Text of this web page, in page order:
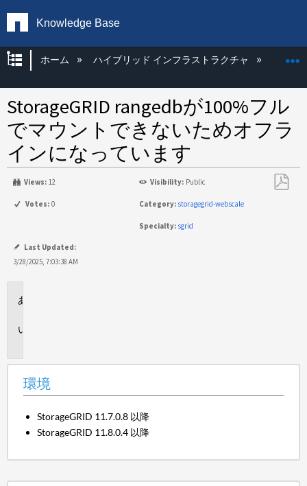
Knowledge Base
グローバル階層を展開/折りたたむ
ホーム ハイブリッド インフラストラクチャ
StorageGRID rangedbが100%フル
でマウントできないためオフラ
インになっています
Views: 12 Visibility: Public
Votes: 0 Category: storagegrid-webscale
Specialty: sgrid
Last Updated:
3/28/2025, 7:03:38 AM
環境
StorageGRID 11.7.0.8 以降
StorageGRID 11.8.0.4 以降